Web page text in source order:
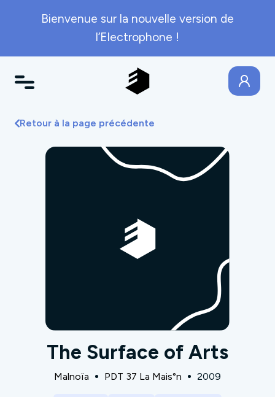
Bienvenue sur la nouvelle version de
l’Electrophone !
Retour à la page précédente
The Surface of Arts
Malnoïa PDT 37 La Mais°n 2009